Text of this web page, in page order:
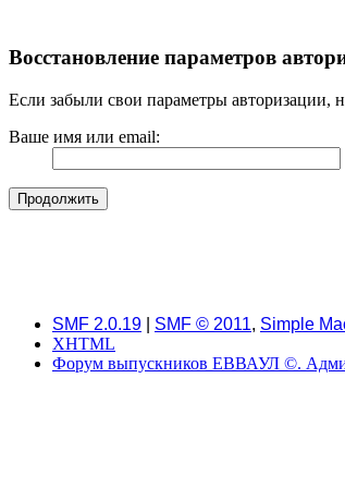
Восстановление параметров
Если забыли свои параметры авторизации,
Ваше имя или email:
SMF 2.0.19 SMF © 2011, Simple
XHTML
Форум выпускников ЕВВАУЛ ©.